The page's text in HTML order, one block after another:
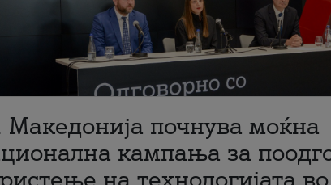
Македонија почнува моќна
кампања за
на технологијата во